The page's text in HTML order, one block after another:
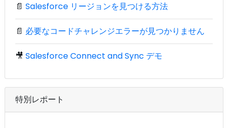
📄 Salesforce リージョンを見つける方法
📄 必要なコードチャレンジエラーが見つかりません
🎥 Salesforce Connect and Sync デモ
特別レポート